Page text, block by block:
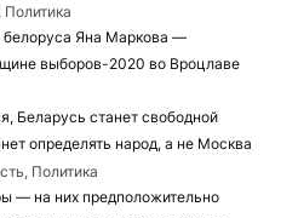
белоруса Яна Маркова —
выборов-2020 во Вроцлаве
Беларусь станет свободной
определять народ, а не Москва
Политика
— на них предположительно